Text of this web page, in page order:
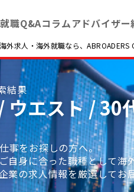
職Q&Aコラムアドバイザー
求人・海外就職なら、ABROADERS
結果
ウエスト / 30
事をお探しの方へ。
自身に合った職種として海
業の求人情報を厳選してお